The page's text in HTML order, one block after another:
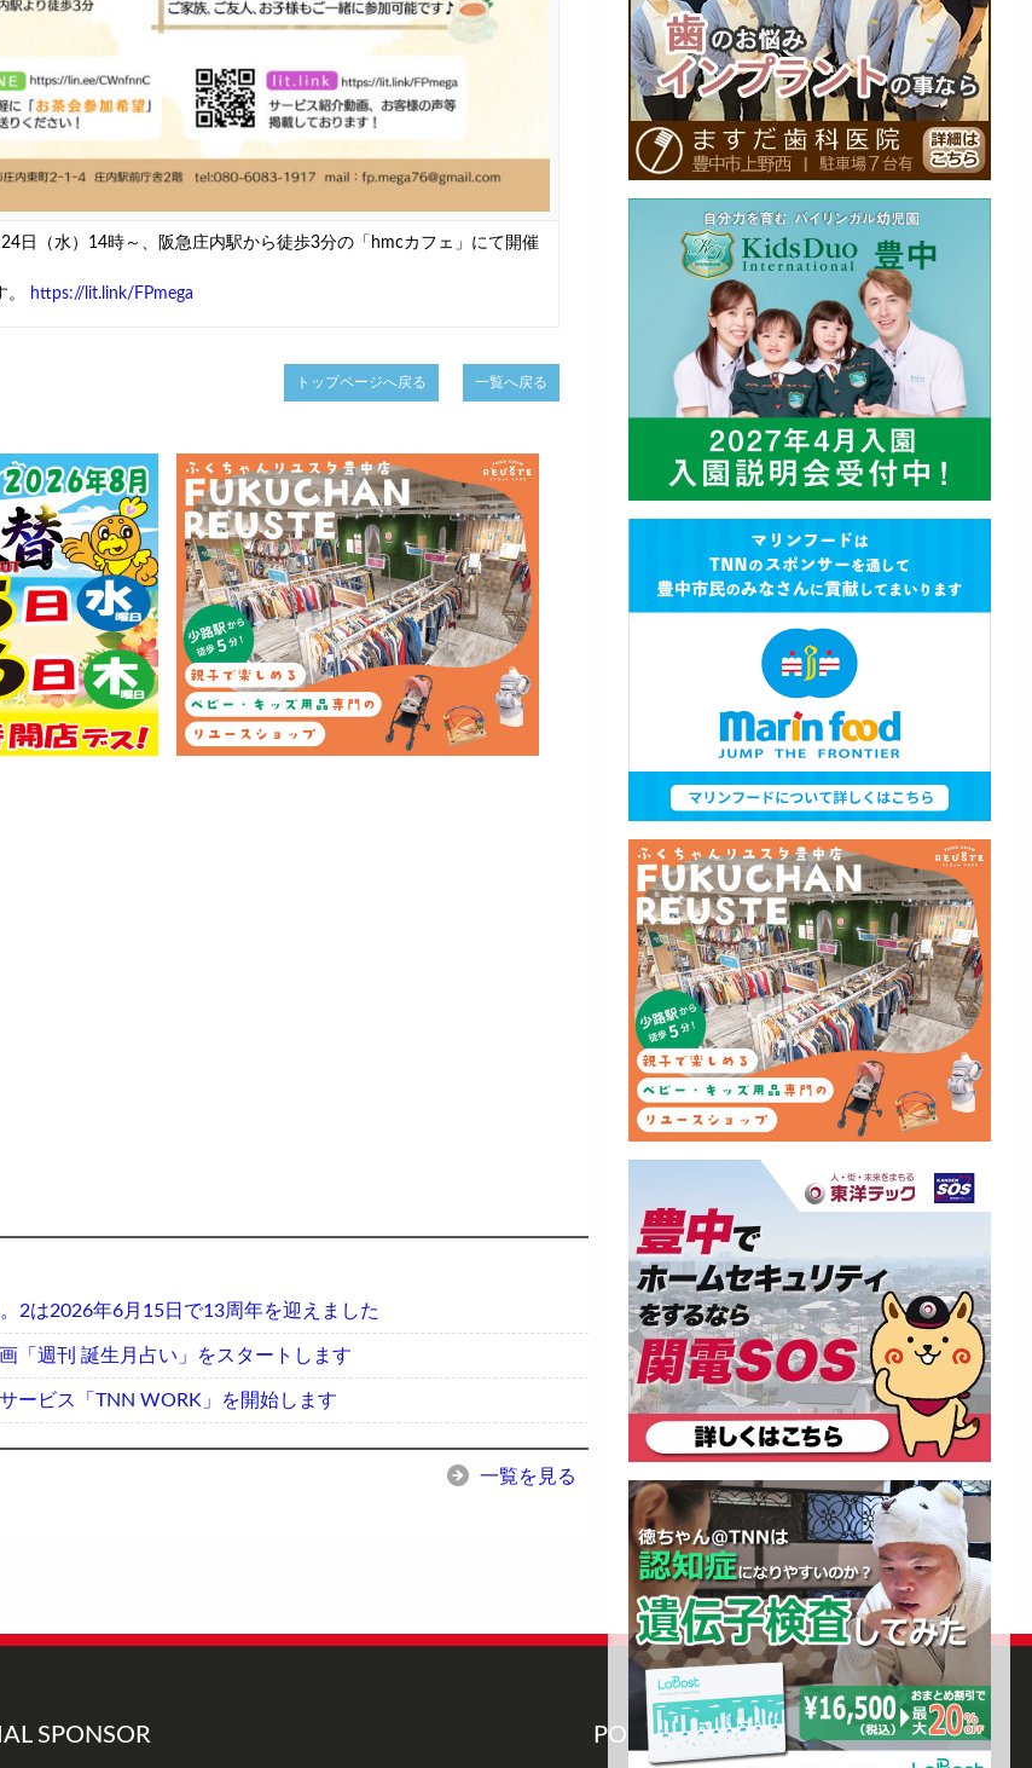
日（水）14時～、阪急庄内駅から徒歩3分の「hmcカフェ」にて開催
。
https://lit.link/FPmega
一覧へ戻る
トップページへ戻る
2は2026年6月15日で13周年を迎えました
画「週刊 誕生月占い」をスタートします
サービス「TNN WORK」を開始します
一覧を見る
SPONSOR POWERED BY